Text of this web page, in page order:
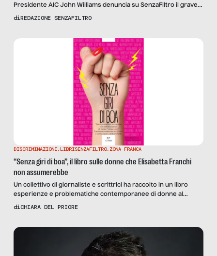
Presidente AIC John Williams denuncia su SenzaFiltro il grave
buco normativo che pesa su mercato e risorse. Crescono le
diREDAZIONE SENZAFILTRO
DISCRIMINAZIONI,LIBRISENZAFILTRO, ZONA FRANCA
“Senza giri di boa”, il libro sulle donne che Elisabetta Franchi
non assumerebbe
Un collettivo di giornaliste e scrittrici ha raccolto in un libro
esperienze e problematiche contemporanee di donne al
lavoro. Ne parliamo con Giulia Cerino, tra le autrici del testo:
diCHIARA DEL PRIORE